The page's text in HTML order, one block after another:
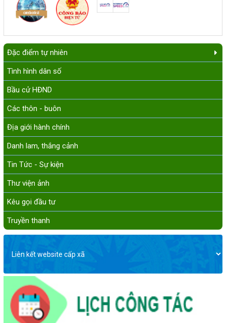
Đặc điểm tự nhiên
Tình hình dân số
Bầu cử HĐND
Các thôn - buôn
Địa giới hành chính
Danh lam, thắng cảnh
Tin Tức - Sự kiện
Thư viện ảnh
Kêu gọi đầu tư
Truyền thanh